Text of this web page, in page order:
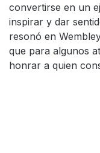
convertirse en un
inspirar y dar
resonó en
que para algunos
honrar a quien